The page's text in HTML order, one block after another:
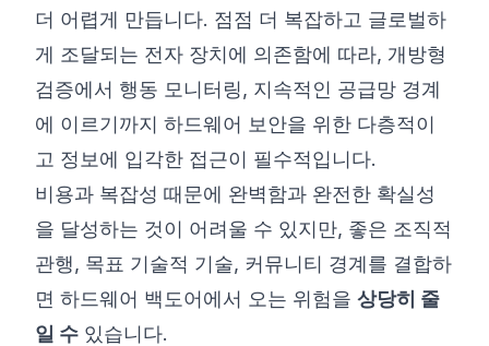
더 어렵게 만듭니다. 점점 더 복잡하고 글로벌하
게 조달되는 전자 장치에 의존함에 따라, 개방형
검증에서 행동 모니터링, 지속적인 공급망 경계
에 이르기까지 하드웨어 보안을 위한 다층적이
고 정보에 입각한 접근이 필수적입니다.
비용과 복잡성 때문에 완벽함과 완전한 확실성
을 달성하는 것이 어려울 수 있지만, 좋은 조직적
관행, 목표 기술적 기술, 커뮤니티 경계를 결합하
면 하드웨어 백도어에서 오는 위험을 상당히 줄
일 수 있습니다.